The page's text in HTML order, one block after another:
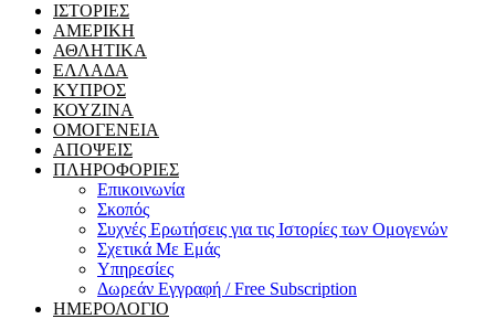
ΙΣΤΟΡΙΕΣ
ΑΜΕΡΙΚΗ
ΑΘΛΗΤΙΚΑ
ΕΛΛΑΔΑ
ΚΥΠΡΟΣ
ΚΟΥΖΙΝΑ
ΟΜΟΓΕΝΕΙΑ
ΑΠΟΨΕΙΣ
ΠΛΗΡΟΦΟΡΙΕΣ
Επικοινωνία
Σκοπός
Συχνές Ερωτήσεις για τις Ιστορίες των Ομογενών
Σχετικά Με Εμάς
Υπηρεσίες
Δωρεάν Εγγραφή / Free Subscription
ΗΜΕΡΟΛΟΓΙΟ